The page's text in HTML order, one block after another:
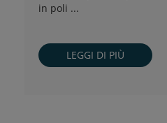
in poli ...
LEGGI DI PIÙ